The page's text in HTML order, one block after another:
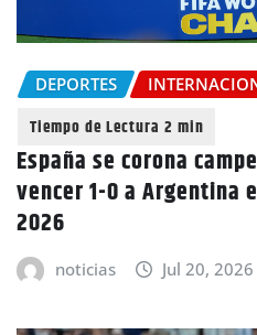
DEPORTES
España se corona
vencer 1-0 a Argentina
2026
noticias Jul 20, 2026